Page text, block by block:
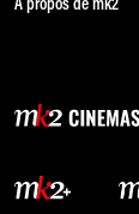
À propos de mk2